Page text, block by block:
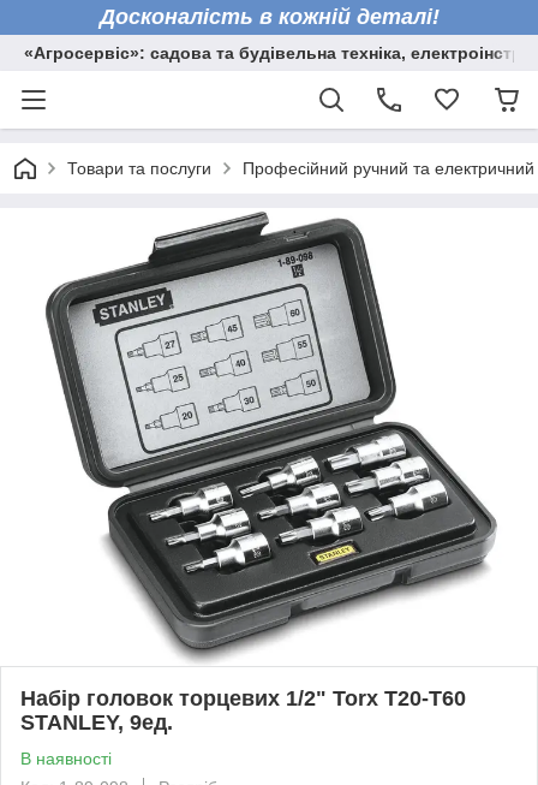
Досконалість в кожній деталі!
«Агросервіс»: садова та будівельна техніка,
Товари та послуги Професійний ручний та електричний
Набір головок торцевих 1/2" Torx Т20-Т60
STANLEY, 9ед.
В наявності